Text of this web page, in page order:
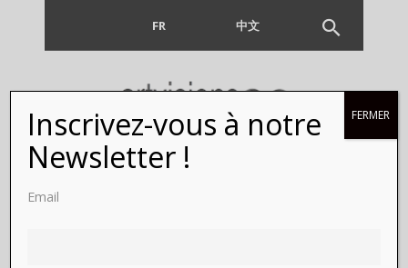
FR 中文
Inscrivez-vous à notre
Newsletter !
Email
FERMER